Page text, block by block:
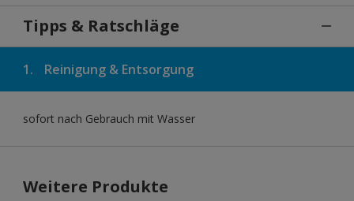
Tipps & Ratschläge
1. Reinigung & Entsorgung
sofort nach Gebrauch mit Wasser
Weitere Produkte